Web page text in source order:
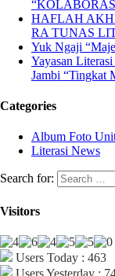
HAFLAH
RA TUNAS
Yuk Ngaji
Yayasan
Jambi “Tingkat
Categories
Album Foto
Literasi News
Search for:
Visitors
Users Today : 463
Users Yesterday :